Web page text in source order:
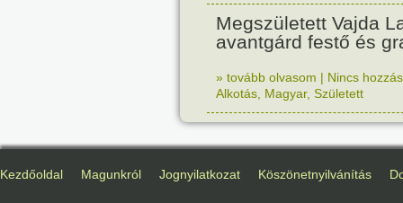
Megszületett Vajda
avantgárd festő és
» tovább olvasom | Nincs
Alkotás Magyar, Született
Kezdőoldal Magunkról Jognyilatkozat Köszönetnyilvánítás